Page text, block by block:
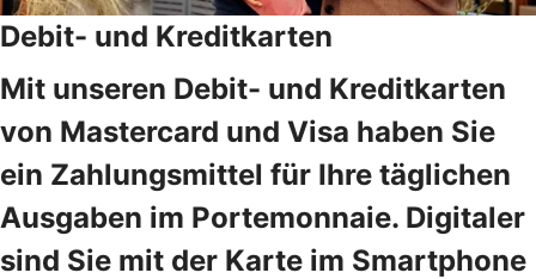
Debit- und Kreditkarten
Mit unseren Debit- und Kreditkarten
von Mastercard und Visa haben Sie
ein Zahlungsmittel für Ihre täglichen
Ausgaben im Portemonnaie. Digitaler
sind Sie mit der Karte im Smartphone